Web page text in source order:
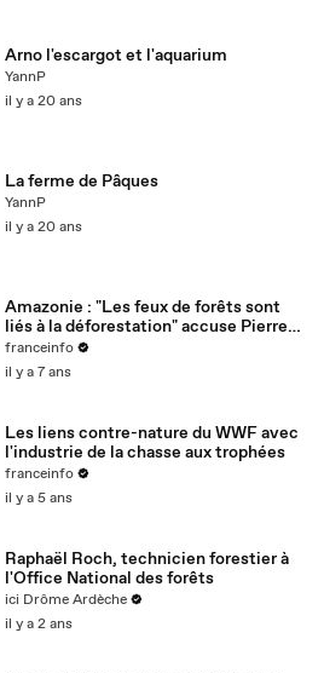
Arno l'escargot et l'aquarium
YannP
il y a 20 ans
La ferme de Pâques
YannP
il y a 20 ans
Amazonie : "Les feux de forêts sont
liés à la déforestation" accuse Pierre
Cannet
franceinfo
il y a 7 ans
Les liens contre-nature du WWF avec
l'industrie de la chasse aux trophées
franceinfo
il y a 5 ans
Raphaël Roch, technicien forestier à
l'Office National des forêts
ici Drôme Ardèche
il y a 2 ans